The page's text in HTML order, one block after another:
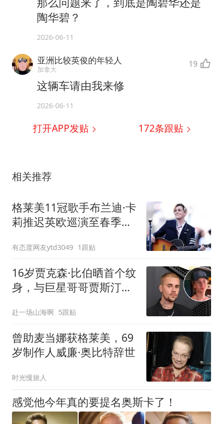
陶华碧？
2026-06-11
亚洲比较英俊的年轻人
加拿大 19
这辆车请由我来修
2026-06-11
打开APP发贴 172条跟贴
相关推荐
格莱美11冠歌手布兰迪·卡
莉推迟英欧巡演至春季，
有态度网友ytd3049 1跟贴
16岁贾克森·比伯晒首个纹
身，与巨星哥哥贾斯汀同
赴一场山海啊 5跟贴
曾助麦当娜获格莱美，69
岁制作人威廉·奥比特辞世
时光慢旅人
感觉他今年真的要提名奥斯卡了！